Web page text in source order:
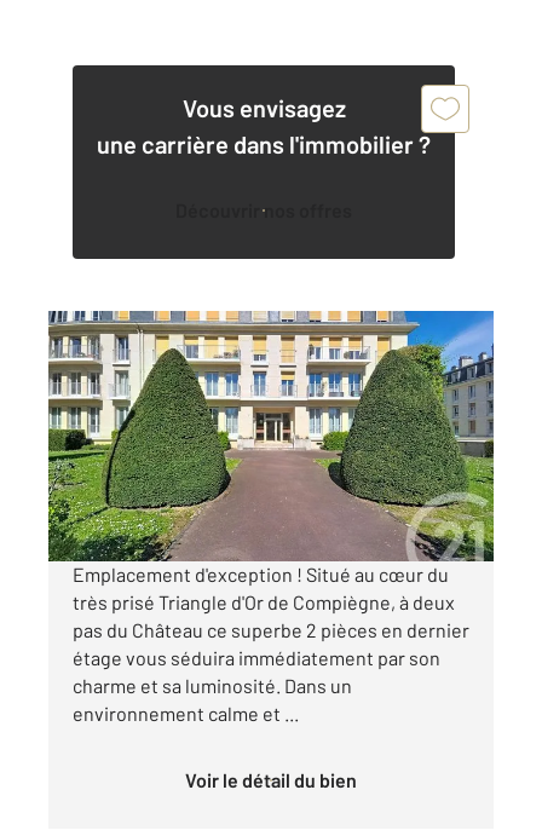
Vous envisagez
une carrière dans l'immobilier ?
Découvrir nos offres
COMPIEGNE 60
56,77 m , 2 pièces
Ref : 17898
Appartement F2 à louer
800 €
par mois charges comprises
Emplacement d'exception ! Situé au cœur du
très prisé Triangle d'Or de Compiègne, à deux
pas du Château ce superbe 2 pièces en dernier
étage vous séduira immédiatement par son
charme et sa luminosité. Dans un
environnement calme et ...
Voir le détail du bien